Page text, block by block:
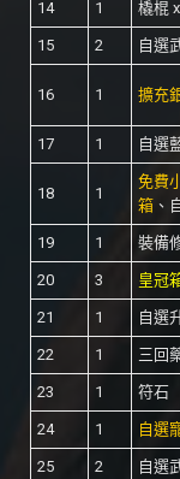
14 1 橇棍
15 2 自選
16 1 擴充
17 1 自選
18 1
免費
箱 、
19 1 裝備
20 3 皇冠
21 1 自選
22 1 三回
23 1 符石
24 1 自選
25 2 自選